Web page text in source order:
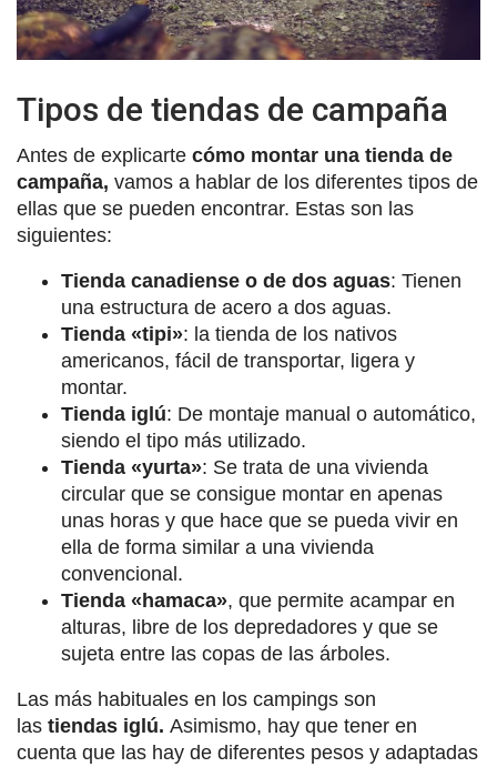
Tipos de tiendas de campaña
Antes de explicarte cómo montar una tienda de
campaña, vamos a hablar de los diferentes tipos de
ellas que se pueden encontrar. Estas son las
siguientes:
Tienda canadiense o de dos aguas: Tienen
una estructura de acero a dos aguas.
Tienda «tipi»: la tienda de los nativos
americanos, fácil de transportar, ligera y
montar.
Tienda iglú: De montaje manual o automático,
siendo el tipo más utilizado.
Tienda «yurta»: Se trata de una vivienda
circular que se consigue montar en apenas
unas horas y que hace que se pueda vivir en
ella de forma similar a una vivienda
convencional.
Tienda «hamaca», que permite acampar en
alturas, libre de los depredadores y que se
sujeta entre las copas de las árboles.
Las más habituales en los campings son
las tiendas iglú. Asimismo, hay que tener en
cuenta que las hay de diferentes pesos y adaptadas